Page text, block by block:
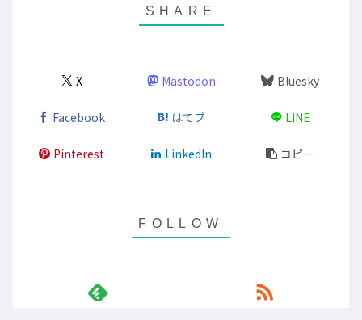
X Mastodon Bluesky
Facebook はてブ LINE
Pinterest LinkedIn コピー